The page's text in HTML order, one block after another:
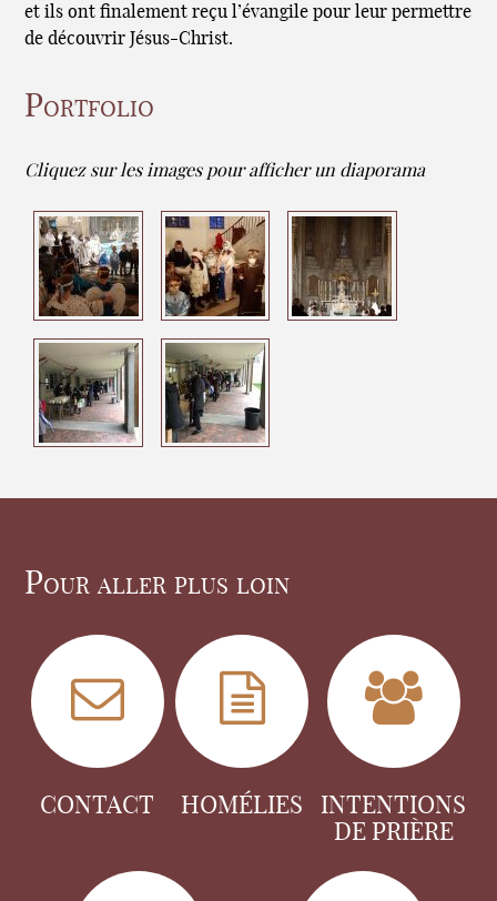
et ils ont finalement reçu l’évangile pour leur permettre
de découvrir Jésus-Christ.
Portfolio
Cliquez sur les images pour afficher un diaporama
Pour aller plus loin
CONTACT HOMÉLIES
INTENTIONS
DE PRIÈRE